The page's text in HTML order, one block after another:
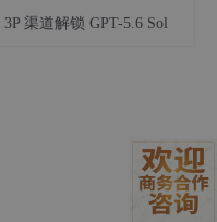
但使用者必须能够清晰地表
“工作方式”，而不是“人
渠道解锁 GPT-5.6 Sol